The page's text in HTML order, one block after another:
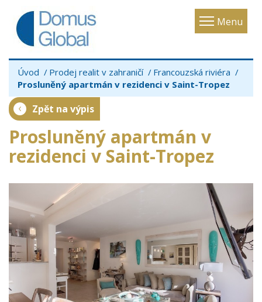
Menu
Toggle
Úvod Prodej realit v zahraničí
Francouzská riviéra
Prosluněný apartmán v rezidenci v Saint-Tropez
Zpět na výpis
Prosluněný apartmán v
rezidenci v Saint-Tropez